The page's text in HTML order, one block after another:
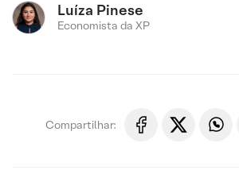
Luíza Pinese
Economista da XP
Compartilhar: